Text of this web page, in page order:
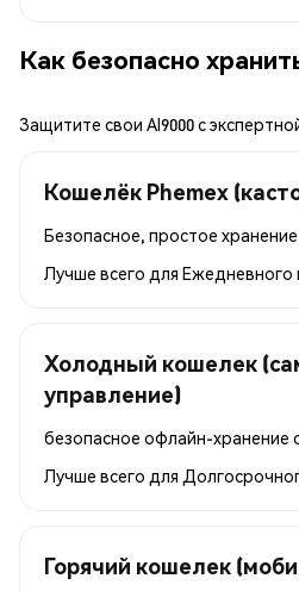
Как безопасно
Защитите свои AI9000 с
Кошелёк Phemex
Безопасное, простое хранение
Лучше всего для Ежедневного
Холодный кошелек
управление)
безопасное офлайн-хранение
Лучше всего для
Горячий кошелек